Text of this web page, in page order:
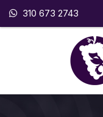
310 673 2743